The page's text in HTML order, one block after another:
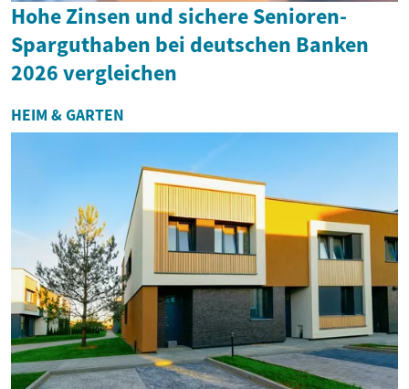
Hohe Zinsen und sichere Senioren-
Sparguthaben bei deutschen Banken
2026 vergleichen
HEIM & GARTEN